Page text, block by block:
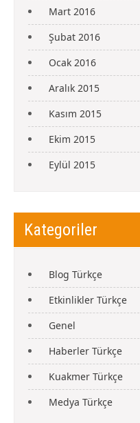
Mart 2016
Şubat 2016
Ocak 2016
Aralık 2015
Kasım 2015
Ekim 2015
Eylül 2015
Kategoriler
Blog Türkçe
Etkinlikler Türkçe
Genel
Haberler Türkçe
Kuakmer Türkçe
Medya Türkçe